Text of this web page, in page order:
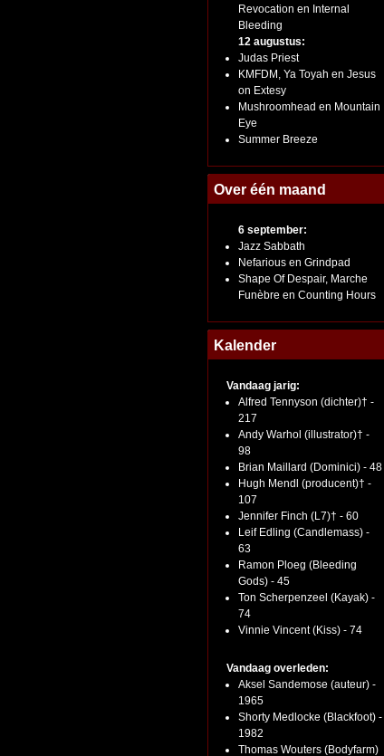
Revocation en Internal
Bleeding
12 augustus:
Judas Priest
KMFDM, Ya Toyah en Jesus
on Extesy
Mushroomhead en Mountain
Eye
Summer Breeze
Over één maand
6 september:
Jazz Sabbath
Nefarious en Grindpad
Shape Of Despair, Marche
Funèbre en Counting Hours
Kalender
Vandaag jarig:
Alfred Tennyson (dichter)† -
217
Andy Warhol (illustrator)† -
98
Brian Maillard (Dominici) - 48
Hugh Mendl (producent)† -
107
Jennifer Finch (L7)† - 60
Leif Edling (Candlemass) -
63
Ramon Ploeg (Bleeding
Gods) - 45
Ton Scherpenzeel (Kayak) -
74
Vinnie Vincent (Kiss) - 74
Vandaag overleden:
Aksel Sandemose (auteur) -
1965
Shorty Medlocke (Blackfoot) -
1982
Thomas Wouters (Bodyfarm)